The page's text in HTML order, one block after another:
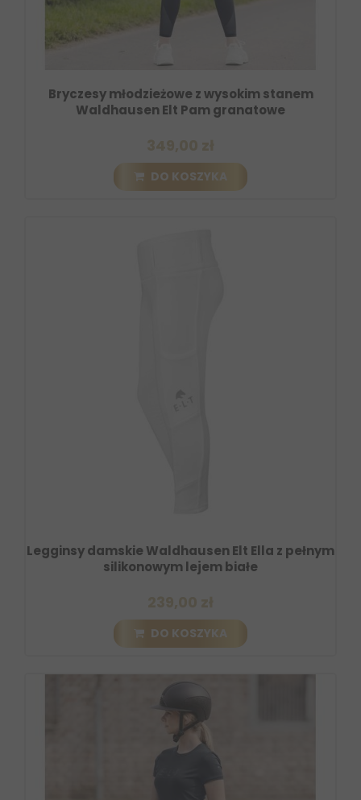
Bryczesy młodzieżowe z wysokim stanem
Waldhausen Elt Pam granatowe
DO KOSZYKA
Legginsy damskie Waldhausen Elt Ella z pełnym
silikonowym lejem białe
DO KOSZYKA